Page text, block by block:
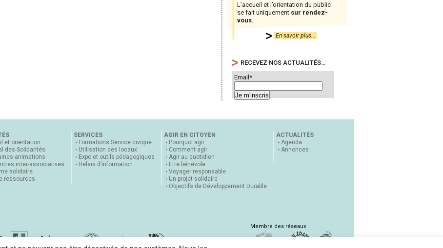
L’accueil et l’orientation du public
se fait uniquement sur rendez-
vous
En savoir plus...
RECEVEZ NOS ACTUALITÉS…
Email*
et orientation
des Solidarités
animations
inter-associatives
solidaire
ressources
SERVICES
Formations Service civique
Utilisation des locaux
Expo et outils pédagogiques
Relais d’information
AGIR EN CITOYEN
Pourquoi agir
Comment agir
Agir au quotidien
Etre bénévole
Voyager responsable
Un projet solidaire
Objectifs de Développement Durable
ACTUALITÉS
Agenda
Annonces
Membre des réseaux